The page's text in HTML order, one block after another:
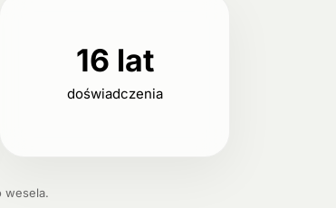
16 lat
doświadczenia
wesela.